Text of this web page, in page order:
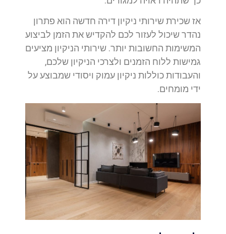
אז שכירת שירותי ניקיון דירה חדשה הוא פתרון
נהדר שיכול לעזור לכם להקדיש את הזמן לביצוע
המשימות החשובות יותר. שירותי הניקיון מציעים
גמישות ללוח הזמנים ולצרכי הניקיון שלכם,
והעבודות כוללות ניקיון עמוק ויסודי שמבוצע על
ידי מומחים.